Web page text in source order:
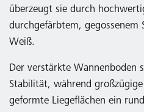
überzeugt sie durch
durchgefärbtem, gegossenem
Weiß.
Der verstärkte Wannenboden
Stabilität, während
geformte Liegeflächen ein